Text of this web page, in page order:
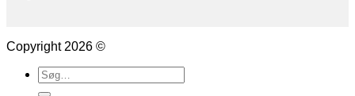
Copyright 2026 ©
Søg
efter: